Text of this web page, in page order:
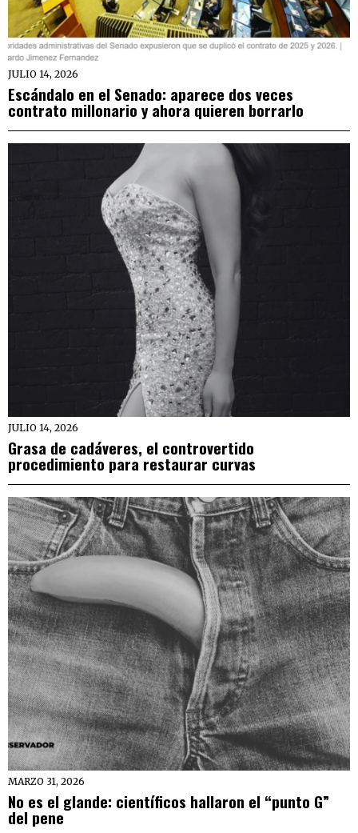
JULIO 14, 2026
Escándalo en el Senado: aparece dos veces
contrato millonario y ahora quieren borrarlo
JULIO 14, 2026
Grasa de cadáveres, el controvertido
procedimiento para restaurar curvas
MARZO 31, 2026
No es el glande: científicos hallaron el “punto G”
del pene